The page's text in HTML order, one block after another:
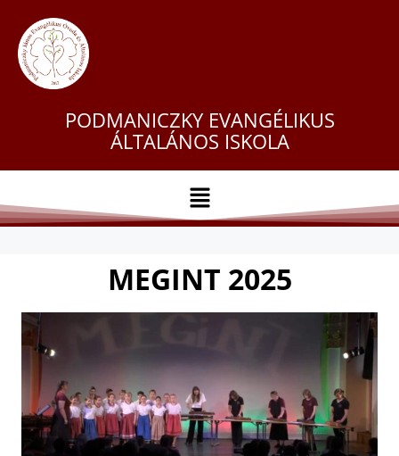
PODMANICZKY EVANGÉLIKUS
ÁLTALÁNOS ISKOLA
MEGINT 2025